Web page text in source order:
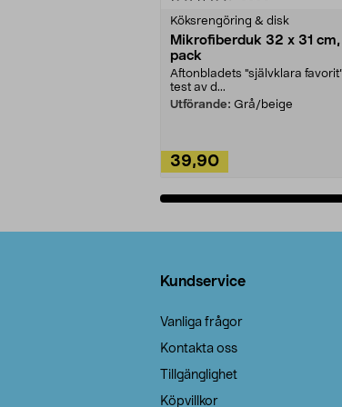
Köksrengöring & disk
Mikrofiberduk 32 x 31
pack
Aftonbladets "självklara
test av d...
Utförande: Grå/beige
39,90
Kundservice
Vanliga frågor
Kontakta oss
Tillgänglighet
Köpvillkor